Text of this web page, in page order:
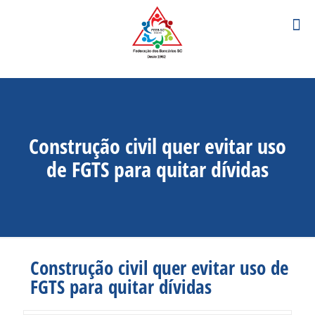
Construção civil quer evitar uso
de FGTS para quitar dívidas
Construção civil quer evitar uso de
FGTS para quitar dívidas